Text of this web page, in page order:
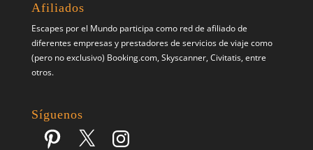
Afiliados
Escapes por el Mundo participa como red de afiliado de
diferentes empresas y prestadores de servicios de viaje como
(pero no exclusivo) Booking.com, Skyscanner, Civitatis, entre
otros.
Síguenos
Pinterest X Instagram